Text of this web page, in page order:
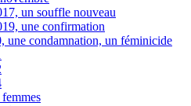
un souffle nouveau
une confirmation
une condamnation, un féminicide